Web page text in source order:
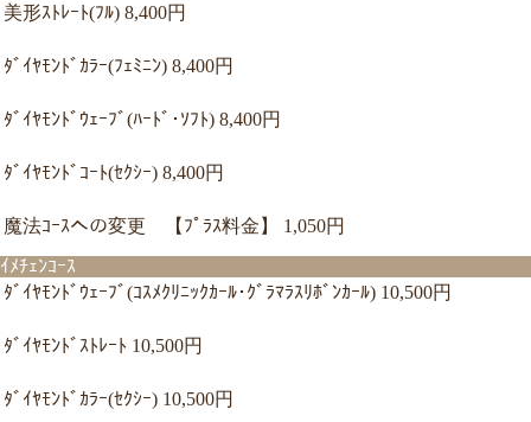
美形ｽﾄﾚｰﾄ(ﾌﾙ) 8,400円
ﾀﾞｲﾔﾓﾝﾄﾞｶﾗｰ(ﾌｪﾐﾆﾝ) 8,400円
ﾀﾞｲﾔﾓﾝﾄﾞｳｪｰﾌﾞ(ﾊｰﾄﾞ･ｿﾌﾄ) 8,400円
ﾀﾞｲﾔﾓﾝﾄﾞｺｰﾄ(ｾｸｼｰ) 8,400円
魔法ｺｰｽへの変更 【ﾌﾟﾗｽ料金】 1,050円
ｲﾒﾁｪﾝｺｰｽ
ﾀﾞｲﾔﾓﾝﾄﾞｳｪｰﾌﾞ(ｺｽﾒｸﾘﾆｯｸｶｰﾙ･ｸﾞﾗﾏﾗｽﾘﾎﾞﾝｶｰﾙ) 10,500円
ﾀﾞｲﾔﾓﾝﾄﾞｽﾄﾚｰﾄ 10,500円
ﾀﾞｲﾔﾓﾝﾄﾞｶﾗｰ(ｾｸｼｰ) 10,500円